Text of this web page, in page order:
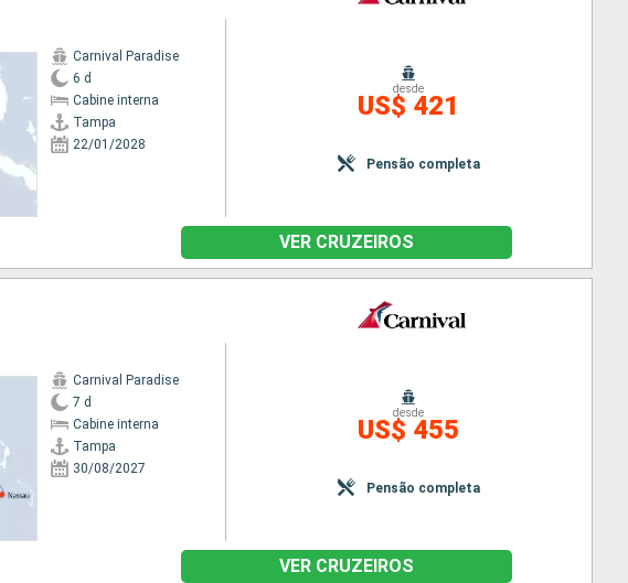
Carnival Paradise
6 d
Cabine interna
Tampa
22/01/2028
desde
US$ 421
Pensão completa
VER CRUZEIROS
Carnival Paradise
7 d
Cabine interna
Tampa
30/08/2027
desde
US$ 455
Pensão completa
VER CRUZEIROS